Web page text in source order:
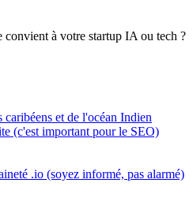
convient à votre startup IA ou tech ?
et de l'océan Indien
(c'est important pour le SEO)
.io (soyez informé, pas alarmé)